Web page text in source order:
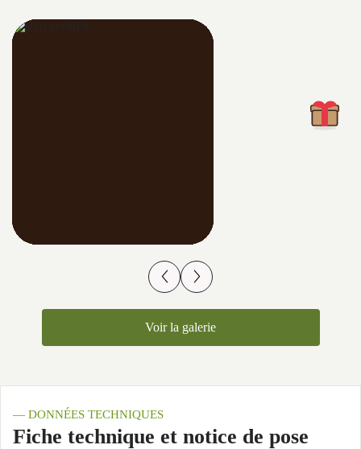
Voir la galerie
— DONNÉES TECHNIQUES
Fiche technique et notice de pose